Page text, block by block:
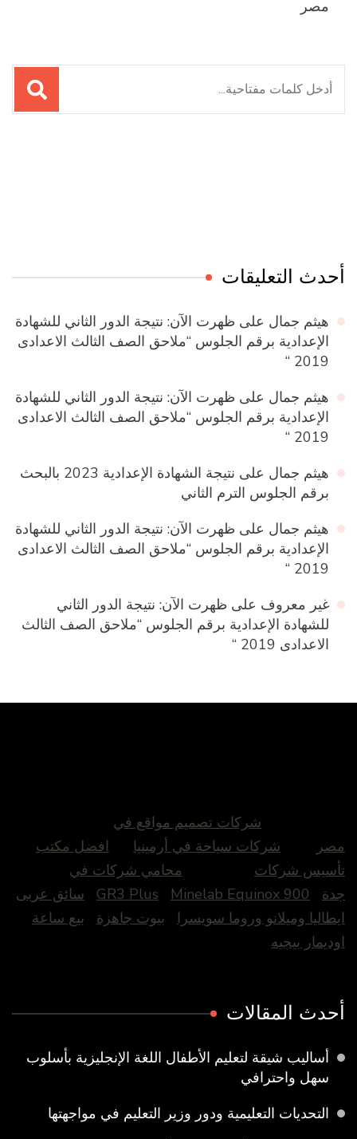
مصر
البحث
عن:
أحدث التعليقات
هيثم جمال على ظهرت الآن: نتيجة الدور الثاني للشهادة
الإعدادية برقم الجلوس “ملاحق الصف الثالث الاعدادى
2019 “
هيثم جمال على ظهرت الآن: نتيجة الدور الثاني للشهادة
الإعدادية برقم الجلوس “ملاحق الصف الثالث الاعدادى
2019 “
هيثم جمال على
نتيجة الشهادة الإعدادية 2023 بالبحث
برقم الجلوس الترم الثاني
هيثم جمال على ظهرت الآن: نتيجة الدور الثاني للشهادة
الإعدادية برقم الجلوس “ملاحق الصف الثالث الاعدادى
2019 “
غير معروف على ظهرت الآن: نتيجة الدور الثاني
للشهادة الإعدادية برقم الجلوس “ملاحق الصف الثالث
الاعدادى 2019 “
شركات تصميم مواقع في
مصر
شركات سياحة في أرمينيا
افضل مكتب
تأسيس شركات
محامي شركات في
جدة
GR3 Plus Minelab Equinox 900
سائق عربى
ايطاليا وميلانو وروما سويسرا
بيوت جاهزة
بيع ساعة
اوديمار بيجيه
أحدث المقالات
أساليب شيقة لتعليم الأطفال اللغة الإنجليزية بأسلوب
سهل واحترافي
التحديات التعليمية ودور وزير التعليم في مواجهتها